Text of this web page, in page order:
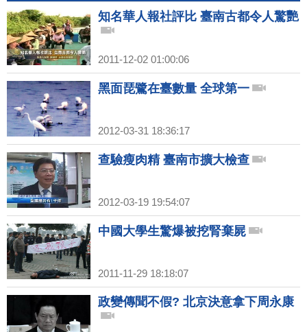
知名華人報社評比 臺南古都令人驚艷
2011-12-02 01:00:06
黑面琵鷺在臺數量 全球第一
2012-03-31 18:36:17
查驗瘦肉精 臺南市擴大檢查
2012-03-19 19:54:07
中國大學生驚爆被挖腎棄屍
2011-11-29 18:18:07
政變傳聞不假? 北京決意拿下周永康